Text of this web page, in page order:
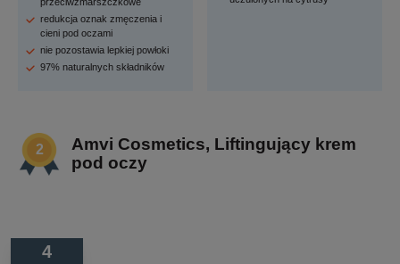
redukcja oznak zmęczenia i
cieni pod oczami
nie pozostawia lepkiej powłoki
97% naturalnych składników
Amvi Cosmetics, Liftingujący krem
pod oczy
4